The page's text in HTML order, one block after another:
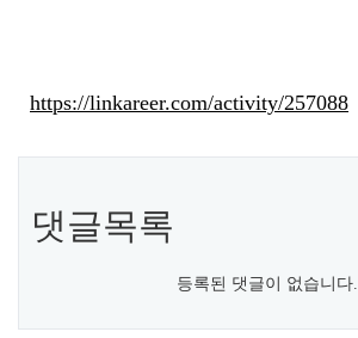
https://linkareer.com/activity/257088
댓글목록
등록된 댓글이 없습니다.